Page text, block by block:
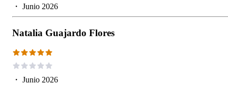
・ Junio 2026
Natalia Guajardo Flores
・ Junio 2026